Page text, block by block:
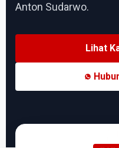
Anton Sudarwo.
Lihat